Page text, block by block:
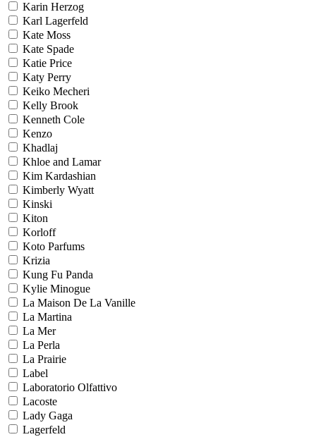
Karin Herzog
Karl Lagerfeld
Kate Moss
Kate Spade
Katie Price
Katy Perry
Keiko Mecheri
Kelly Brook
Kenneth Cole
Kenzo
Khadlaj
Khloe and Lamar
Kim Kardashian
Kimberly Wyatt
Kinski
Kiton
Korloff
Koto Parfums
Krizia
Kung Fu Panda
Kylie Minogue
La Maison De La Vanille
La Martina
La Mer
La Perla
La Prairie
Label
Laboratorio Olfattivo
Lacoste
Lady Gaga
Lagerfeld